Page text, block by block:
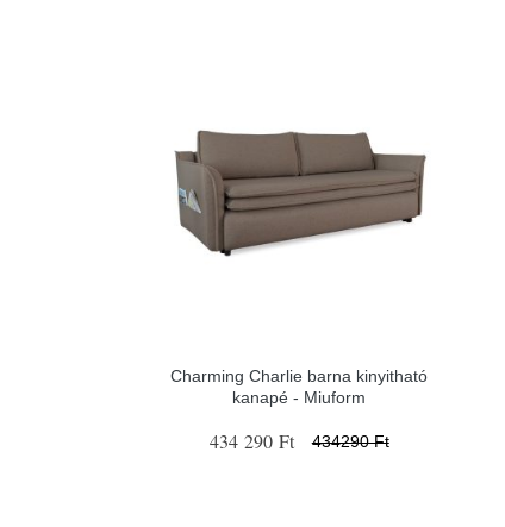
Charming Charlie barna kinyitható
kanapé - Miuform
434 290 Ft 434290 Ft